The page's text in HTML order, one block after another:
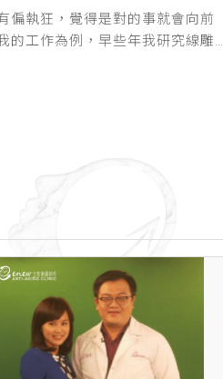
偏執狂，覺得是對的事就會向前
的工作為例，早些年我研究線雕，